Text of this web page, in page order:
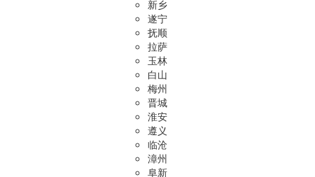
新乡
遂宁
抚顺
拉萨
玉林
白山
梅州
晋城
淮安
遵义
临沧
漳州
阜新